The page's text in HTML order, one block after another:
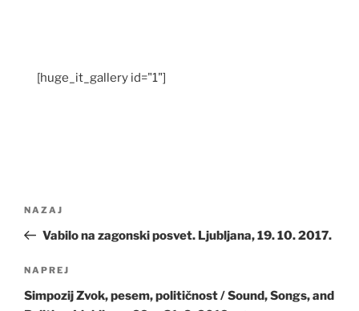
[huge_it_gallery id="1"]
Prejšnji
prispevek
NAZAJ
Vabilo na zagonski posvet. Ljubljana, 19. 10. 2017.
Naslednji
prispevek
NAPREJ
Simpozij Zvok, pesem, političnost / Sound, Songs, and